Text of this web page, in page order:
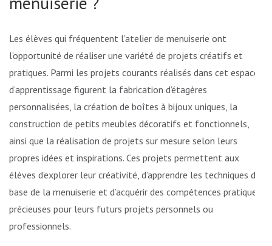
Les élèves qui fréquentent l’atelier de menuiserie ont
l’opportunité de réaliser une variété de projets créatifs et
pratiques. Parmi les projets courants réalisés dans cet espace
d’apprentissage figurent la fabrication d’étagères
personnalisées, la création de boîtes à bijoux uniques, la
construction de petits meubles décoratifs et fonctionnels,
ainsi que la réalisation de projets sur mesure selon leurs
propres idées et inspirations. Ces projets permettent aux
élèves d’explorer leur créativité, d’apprendre les techniques de
base de la menuiserie et d’acquérir des compétences pratiques
précieuses pour leurs futurs projets personnels ou
professionnels.